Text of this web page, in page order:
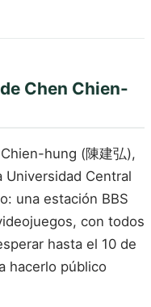
Chen Chien-
hung (陳建弘),
Central
una estación BBS
con todos
hasta el 10 de
hacerlo público